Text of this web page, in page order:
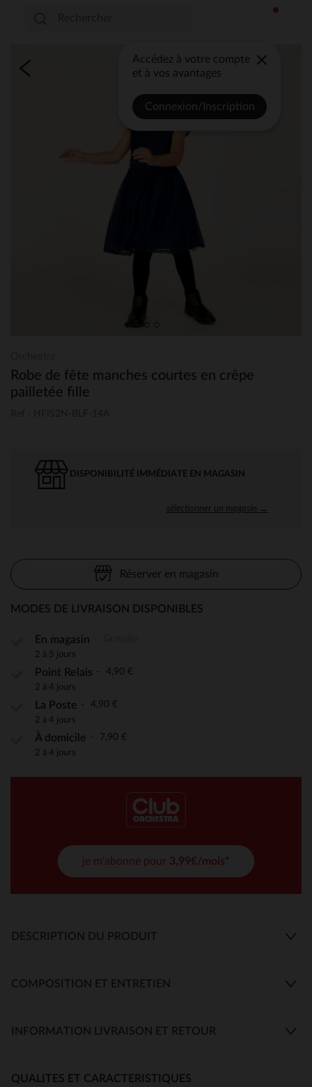
Accédez à votre compte
et à vos avantages
Connexion/Inscription
Robe de fête manches courtes en crêpe
pailletée fille
DISPONIBILITÉ IMMÉDIATE EN MAGASIN
sélectionner un magasin →
Réserver en magasin
MODES DE LIVRAISON DISPONIBLES
En magasin
2 à 5 jours
Point Relais 4,90 €
2 à 4 jours
La Poste 4,90 €
2 à 4 jours
À domicile 7,90 €
2 à 4 jours
je m'abonne pour 3,99€/mois*
DESCRIPTION DU PRODUIT
COMPOSITION ET ENTRETIEN
INFORMATION LIVRAISON ET RETOUR
QUALITES ET CARACTERISTIQUES